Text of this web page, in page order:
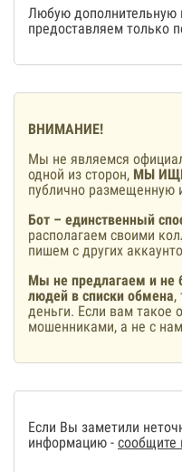
Любую
предоставляем только
ВНИМАНИЕ!
Мы не являемся
одной из сторон, МЫ
публично размещенную
Бот – единственный
располагаем своими
пишем с других
Мы не предлагаем и не
людей в списки обмена,
деньги. Если вам
мошенниками, а не с
Если Вы заметили
информацию - сообщите